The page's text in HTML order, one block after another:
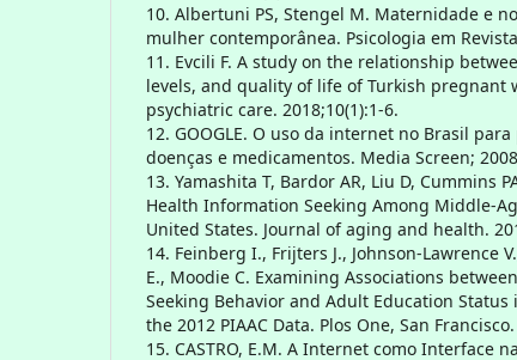
10. Albertuni PS, Stengel M. Maternidade e
mulher contemporânea. Psicologia em
11. Evcili F. A study on the relationship
levels, and quality of life of Turkish pregnant
psychiatric care. 2018;10(1):1-6.
12. GOOGLE. O uso da internet no Brasil
doenças e medicamentos. Media Screen;
13. Yamashita T, Bardor AR, Liu D, Cummins
Health Information Seeking Among Middle-
United States. Journal of aging and health.
14. Feinberg I., Frijters J., Johnson-Lawrence
E., Moodie C. Examining Associations
Seeking Behavior and Adult Education Status
the 2012 PIAAC Data. Plos One, San
15. CASTRO, E.M. A Internet como Interface